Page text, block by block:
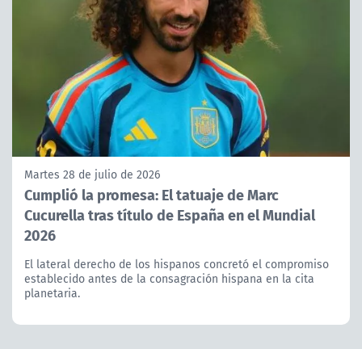
Martes 28 de julio de 2026
Cumplió la promesa: El tatuaje de Marc
Cucurella tras título de España en el Mundial
2026
El lateral derecho de los hispanos concretó el compromiso
establecido antes de la consagración hispana en la cita
planetaria.